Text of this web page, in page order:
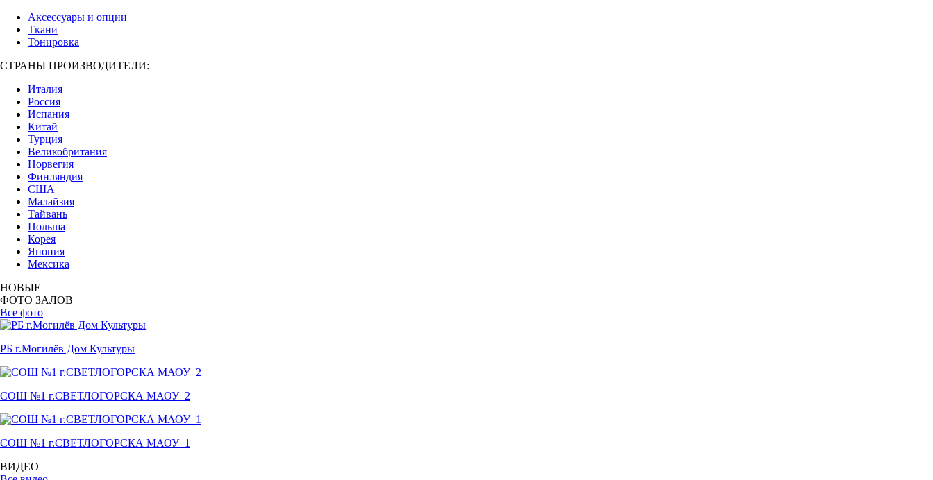
Аксессуары и опции
Ткани
Тонировка
СТРАНЫ ПРОИЗВОДИТЕЛИ:
Италия
Россия
Испания
Китай
Турция
Великобритания
Норвегия
Финляндия
США
Малайзия
Тайвань
Польша
Корея
Япония
Мексика
НОВЫЕ
ФОТО ЗАЛОВ
Все фото
РБ г.Могилёв Дом Культуры
СОШ №1 г.СВЕТЛОГОРСКА МАОУ_2
СОШ №1 г.СВЕТЛОГОРСКА МАОУ_1
ВИДЕО